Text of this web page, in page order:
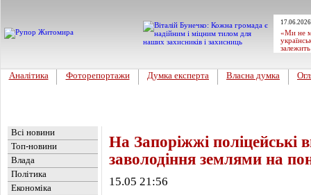
«Ми не
Аналітика Фоторепортажи Думка експерта Власна думка
Всі новини
Топ-новини
Влада
Політика
Економіка
На Запоріжжі поліцейські
заволодіння землями на
15.05 21:56